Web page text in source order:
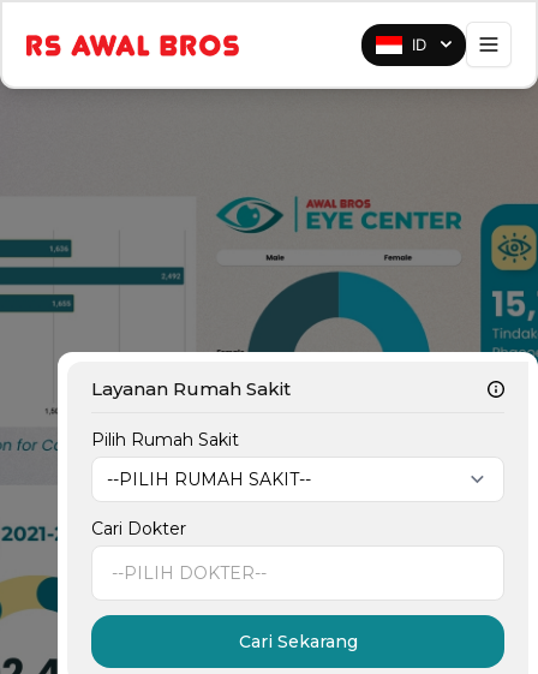
ID
Layanan Rumah Sakit
Pilih Rumah Sakit
--PILIH RUMAH SAKIT--
Cari Dokter
Cari Sekarang